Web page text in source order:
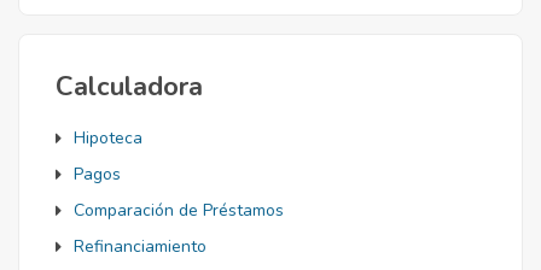
Calculadora
Hipoteca
Pagos
Comparación de Préstamos
Refinanciamiento